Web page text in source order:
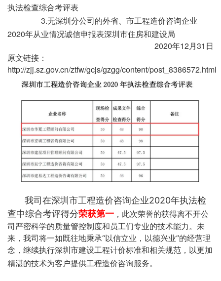
执法检查综合考评表
3.无深圳分公司的外省、市工程造价咨询企业
2020年从业情况诚信申报表深圳市住房和建设局
2020年12月31日
原文链接：
http://zjj.sz.gov.cn/ztfw/gcjs/gzgg/content/post_8386572.html
我司在深圳市工程造价咨询企业2020年执法检
查中综合考评得分荣获第一 ，此次荣誉的获得离不开公
司严密科学的质量管控制度和员工们专业的技术能力。未
来，我司将一如既往地秉承“以信立业，以德兴业”的经营理
念，继续执行深圳市建设工程计价标准和相关规范，以更加
精湛的技术为客户提供工程造价咨询服务。